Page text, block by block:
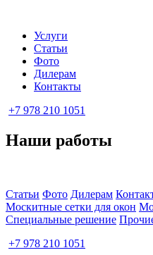
Услуги
Статьи
Фото
Дилерам
Контакты
+7 978 210 1051
Наши работы
Статьи Фото Дилерам
Москитные сетки для окон
Специальные решение
+7 978 210 1051